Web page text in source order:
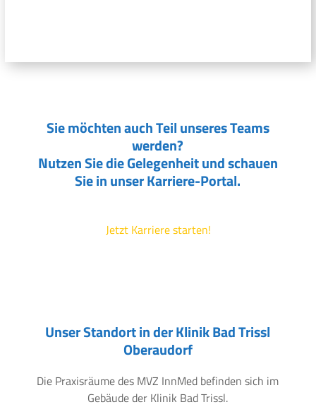
Sie möchten auch Teil unseres Teams
werden?
Nutzen Sie die Gelegenheit und schauen
Sie in unser Karriere-Portal.
Jetzt Karriere starten!
Unser Standort in der Klinik Bad Trissl
Oberaudorf
Die Praxisräume des MVZ InnMed befinden sich im
Gebäude der Klinik Bad Trissl.